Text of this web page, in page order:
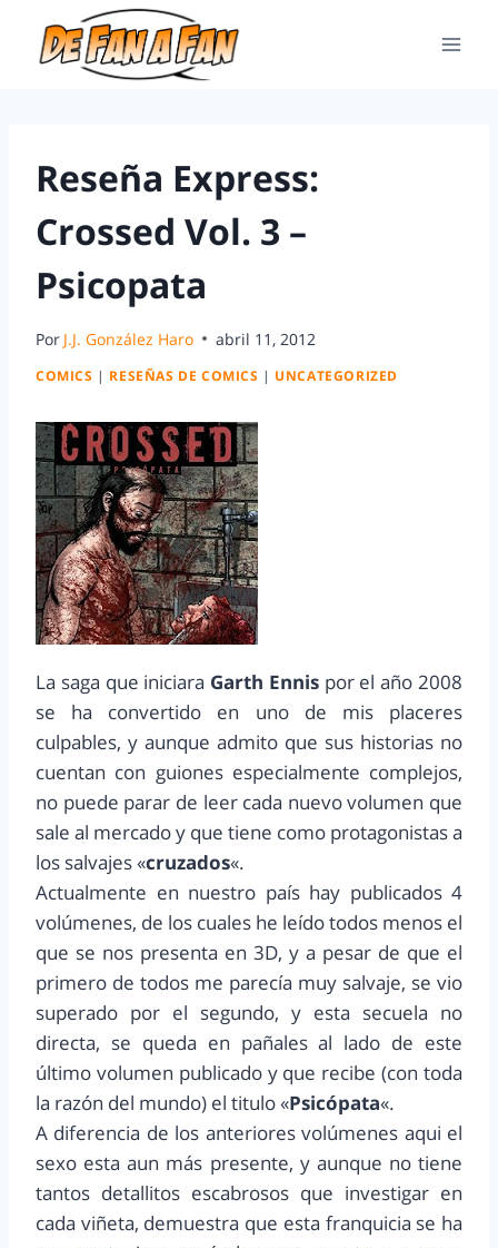
Reseña Express:
Crossed Vol. 3 –
Psicopata
Por J.J. González Haro abril 11, 2012
COMICS | RESEÑAS DE COMICS | UNCATEGORIZED
La saga que iniciara Garth Ennispor el año 2008
se ha convertido en uno de mis placeres
culpables, y aunque admito que sus historias no
cuentan con guiones especialmente complejos,
no puede parar de leer cada nuevo volumen que
sale al mercado y que tiene como protagonistas a
los salvajes «cruzados«.
Actualmente en nuestro país hay publicados 4
volúmenes, de los cuales he leído todos menos el
que se nos presenta en 3D, y a pesar de que el
primero de todos me parecía muy salvaje, se vio
superado por el segundo, y esta secuela no
directa, se queda en pañales al lado de este
último volumen publicado y que recibe (con toda
la razón del mundo) el titulo «Psicópata«.
A diferencia de los anteriores volúmenes aqui el
sexo esta aun más presente, y aunque no tiene
tantos detallitos escabrosos que investigar en
cada viñeta, demuestra que esta franquicia se ha